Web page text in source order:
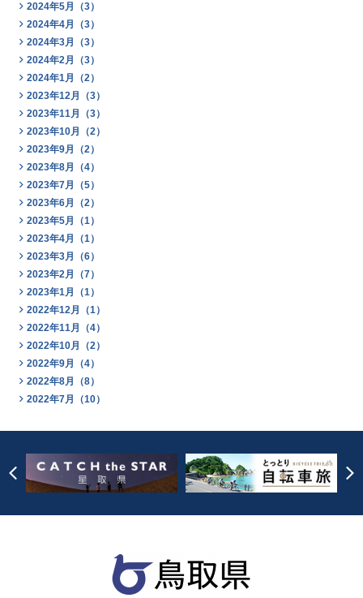
2024年5月（3）
2024年4月（3）
2024年3月（3）
2024年2月（3）
2024年1月（2）
2023年12月（3）
2023年11月（3）
2023年10月（2）
2023年9月（2）
2023年8月（4）
2023年7月（5）
2023年6月（2）
2023年5月（1）
2023年4月（1）
2023年3月（6）
2023年2月（7）
2023年1月（1）
2022年12月（1）
2022年11月（4）
2022年10月（2）
2022年9月（4）
2022年8月（8）
2022年7月（10）